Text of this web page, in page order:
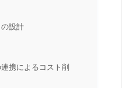
設計
携によるコスト削